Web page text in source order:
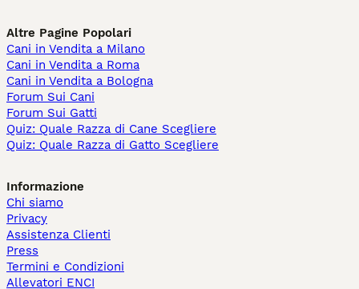
Altre Pagine Popolari
Cani in Vendita a Milano
Cani in Vendita a Roma
Cani in Vendita a Bologna
Forum Sui Cani
Forum Sui Gatti
Quiz: Quale Razza di Cane Scegliere
Quiz: Quale Razza di Gatto Scegliere
Informazione
Chi siamo
Privacy
Assistenza Clienti
Press
Termini e Condizioni
Allevatori ENCI